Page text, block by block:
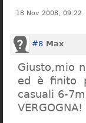
18 Nov 2008, 09:22
#8 Max
Giusto,mio
ed è finito
casuali 6-
VERGOGNA!